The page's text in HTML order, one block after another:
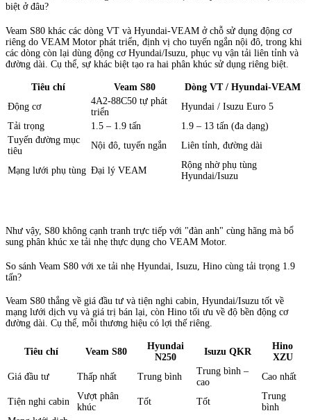
biệt ở đâu?
Veam S80 khác các dòng VT và Hyundai-VEAM ở chỗ sử dụng động cơ
riêng do VEAM Motor phát triển, định vị cho tuyến ngắn nội đô, trong khi
các dòng còn lại dùng động cơ Hyundai/Isuzu, phục vụ vận tải liên tỉnh và
đường dài. Cụ thể, sự khác biệt tạo ra hai phân khúc sử dụng riêng biệt.
Tiêu chí Veam S80
Dòng VT / Hyundai-VEAM
Động cơ
4A2-88C50 tự phát
triển
Hyundai / Isuzu Euro 5
Tải trọng
1.5 – 1.9 tấn
1.9 – 13 tấn (đa dạng)
Tuyến đường mục
tiêu
Nội đô, tuyến ngắn Liên tỉnh, đường dài
Mạng lưới phụ tùng Đại lý VEAM
Rộng nhờ phụ tùng
Hyundai/Isuzu
Như vậy, S80 không cạnh tranh trực tiếp với "đàn anh" cùng hãng mà bổ
sung phân khúc xe tải nhẹ thực dụng cho VEAM Motor.
So sánh Veam S80 với xe tải nhẹ Hyundai, Isuzu, Hino cùng tải trọng 1.9
tấn?
Veam S80 thắng về giá đầu tư và tiện nghi cabin, Hyundai/Isuzu tốt về
mạng lưới dịch vụ và giá trị bán lại, còn Hino tối ưu về độ bền động cơ
đường dài. Cụ thể, mỗi thương hiệu có lợi thế riêng.
Tiêu chí Veam S80
Hyundai
N250
Isuzu QKR
Hino
XZU
Giá đầu tư
Thấp nhất Trung bình
Trung bình –
cao
Cao nhất
Tiện nghi cabin
Vượt phân
khúc
Tốt Tốt
Trung
bình